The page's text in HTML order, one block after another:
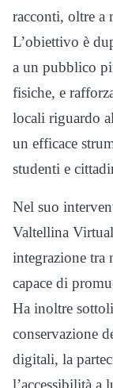
racconti, oltre a
L’obiettivo è
a un pubblico
fisiche, e
locali riguardo
un efficace
studenti e
Nel suo
Valtellina
integrazione tra
capace di
Ha inoltre
conservazione
digitali, la
l’accessibilità a